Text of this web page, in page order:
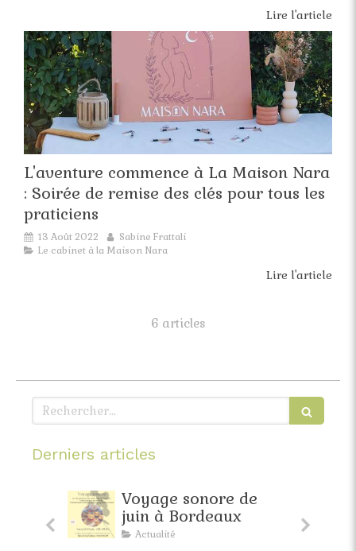
Lire l'article
L'aventure commence à La Maison Nara
: Soirée de remise des clés pour tous les
praticiens
13 Août 2022
Sabine Frattali
Le cabinet à la Maison Nara
Lire l'article
6 articles
Rechercher
Derniers articles
Voyage sonore de
juin à Bordeaux
Actualité